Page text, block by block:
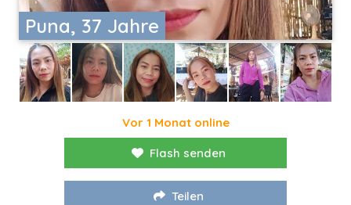
Puna, 37 Jahre
Vor 1 Monat online
Flash senden
Teilen